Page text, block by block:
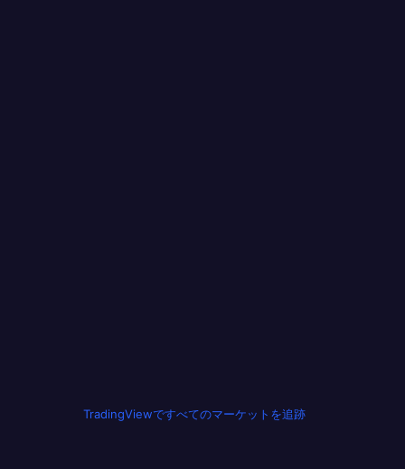
TradingViewですべてのマーケットを追跡